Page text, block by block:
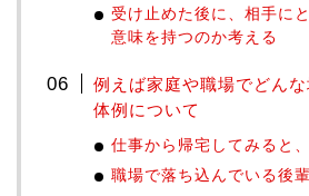
受け止めた後に、相手に
意味を持つのか考える
例えば家庭や職場でどん
体例について
仕事から帰宅してみると
職場で落ち込んでいる後輩